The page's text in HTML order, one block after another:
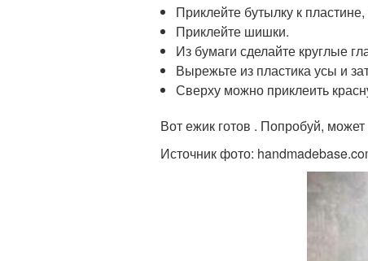
Приклейте бутылку к
Приклейте шишки.
Из бумаги сделайте круглые
Вырежьте из пластика усы и
Сверху можно приклеить
Вот ежик готов . Попробуй,
Источник фото: